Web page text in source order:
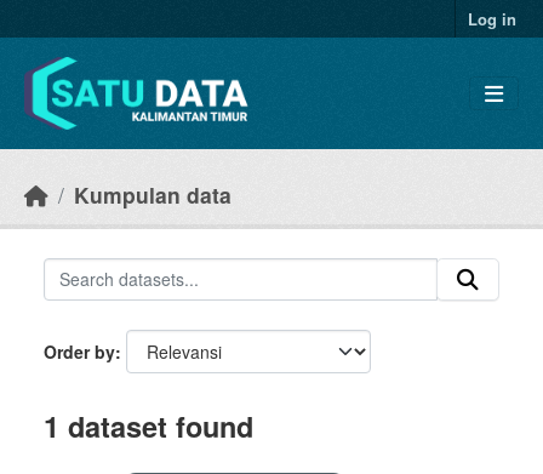
Log in
Kumpulan data
Order by
1 dataset found